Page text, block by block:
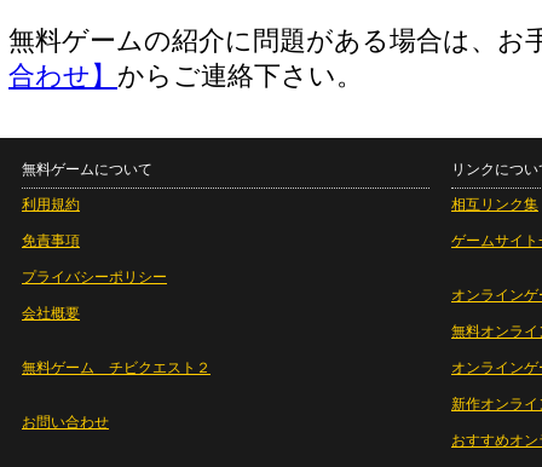
無料ゲームの紹介に問題がある場合は、お
合わせ】 からご連絡下さい。
無料ゲームについて
利用規約
免責事項
プライバシーポリシー
会社概要
無料ゲーム チビクエスト２
お問い合わせ
リンクについ
相互リンク集
ゲームサイト
オンラインゲ
無料オンライ
オンライン
新作オンライ
おすすめオ